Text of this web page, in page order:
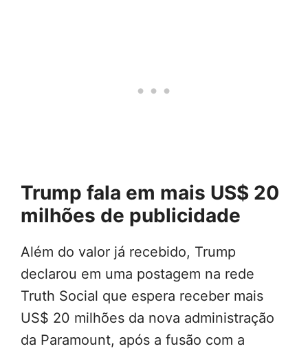
Trump fala em mais US$ 20
milhões de publicidade
Além do valor já recebido, Trump
declarou em uma postagem na rede
Truth Social que espera receber mais
US$ 20 milhões da nova administração
da Paramount, após a fusão com a